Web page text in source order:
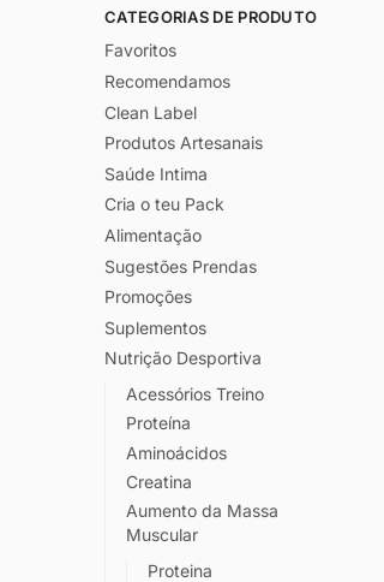
CATEGORIAS DE PRODUTO
Favoritos
Recomendamos
Clean Label
Produtos Artesanais
Saúde Intima
Cria o teu Pack
Alimentação
Sugestões Prendas
Promoções
Suplementos
Nutrição Desportiva
Acessórios Treino
Proteína
Aminoácidos
Creatina
Aumento da Massa
Muscular
Proteina